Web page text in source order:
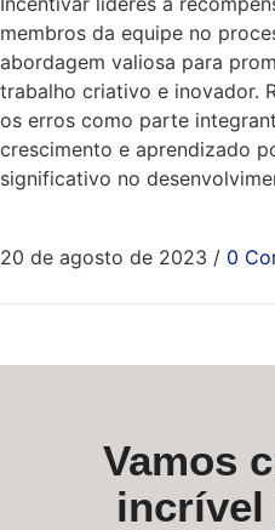
membros da equipe no
abordagem valiosa para
trabalho criativo e inovador.
os erros como parte
crescimento e aprendizado
significativo no
20 de agosto de 2023 / 0
Vamos